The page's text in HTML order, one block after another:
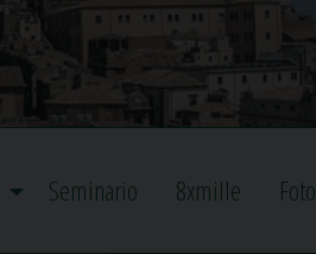
Seminario 8xmille Foto